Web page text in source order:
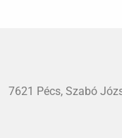
7621 Pécs, Szabó